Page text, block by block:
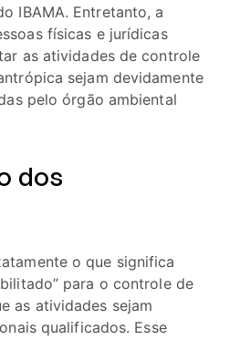
IBAMA. Entretanto, a
físicas e jurídicas
as atividades de controle
sejam devidamente
pelo órgão ambiental
dos
o que significa
para o controle de
as atividades sejam
qualificados. Esse